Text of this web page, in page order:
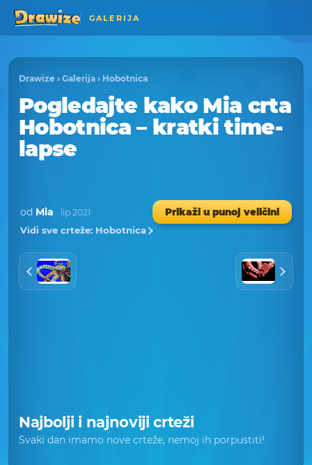
GALERIJA
Drawize › Galerija › Hobotnica
Pogledajte kako Mia crta
Hobotnica – kratki time-
lapse
od Mia · lip 2021
Prikaži u punoj veličini
Vidi sve crteže: Hobotnica
Najbolji i najnoviji crteži
Svaki dan imamo nove crteže, nemoj ih porpustiti!